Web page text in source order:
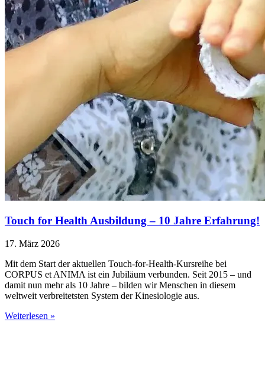
Touch for Health Ausbildung – 10 Jahre Erfahrung!
17. März 2026
Mit dem Start der aktuellen Touch-for-Health-Kursreihe bei
CORPUS et ANIMA ist ein Jubiläum verbunden. Seit 2015 – und
damit nun mehr als 10 Jahre – bilden wir Menschen in diesem
weltweit verbreitetsten System der Kinesiologie aus.
Weiterlesen »